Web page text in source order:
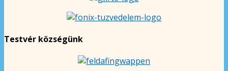
Testvér községünk